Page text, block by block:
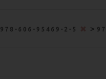
978-606-95469-2-5 >